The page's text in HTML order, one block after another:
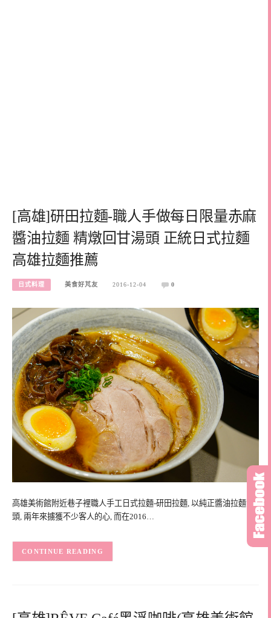
[高雄]研田拉麵-職人手做每日限量赤麻
醬油拉麵 精燉回甘湯頭 正統日式拉麵
高雄拉麵推薦
日式料理 美食好芃友 2016-12-04 0
高雄美術館附近巷子裡職人手工日式拉麵-研田拉麵, 以純正醬油拉麵湯
頭, 兩年來擄獲不少客人的心, 而在2016…
CONTINUE READING